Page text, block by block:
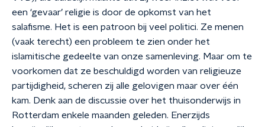
een ‘gevaar’ religie is door de opkomst van het
salafisme. Het is een patroon bij veel politici. Ze menen
(vaak terecht) een probleem te zien onder het
islamitische gedeelte van onze samenleving. Maar om te
voorkomen dat ze beschuldigd worden van religieuze
partijdigheid, scheren zij alle gelovigen maar over één
kam. Denk aan de discussie over het thuisonderwijs in
Rotterdam enkele maanden geleden. Enerzijds